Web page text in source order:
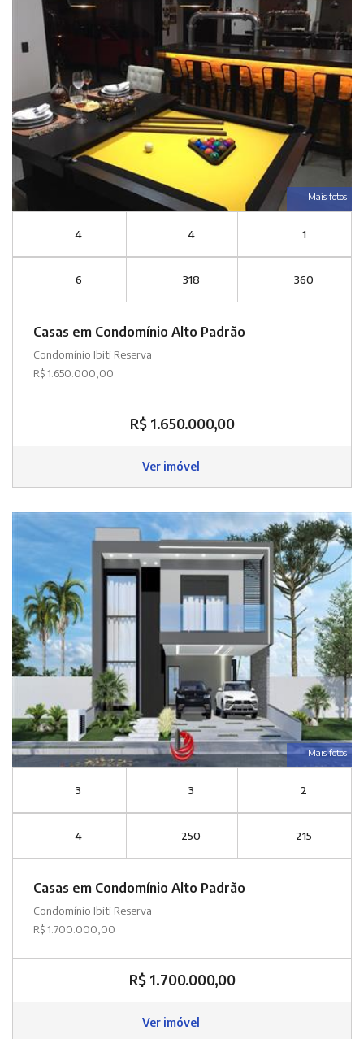
Mais fotos
4 4 1
6 318 360
Casas em Condomínio Alto Padrão
Condomínio Ibiti Reserva
R$ 1.650.000,00
R$ 1.650.000,00
Ver imóvel
Mais fotos
3 3 2
4 250 215
Casas em Condomínio Alto Padrão
Condomínio Ibiti Reserva
R$ 1.700.000,00
R$ 1.700.000,00
Ver imóvel